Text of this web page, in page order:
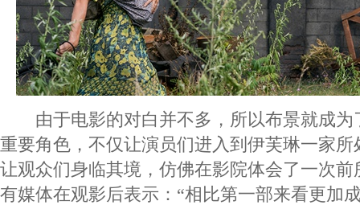
由于电影的对白并不多，所以布景就成为
重要角色，不仅让演员们进入到伊芙琳一家
让观众们身临其境，仿佛在影院体会了一次
有媒体在观影后表示：“相比第一部来看更加